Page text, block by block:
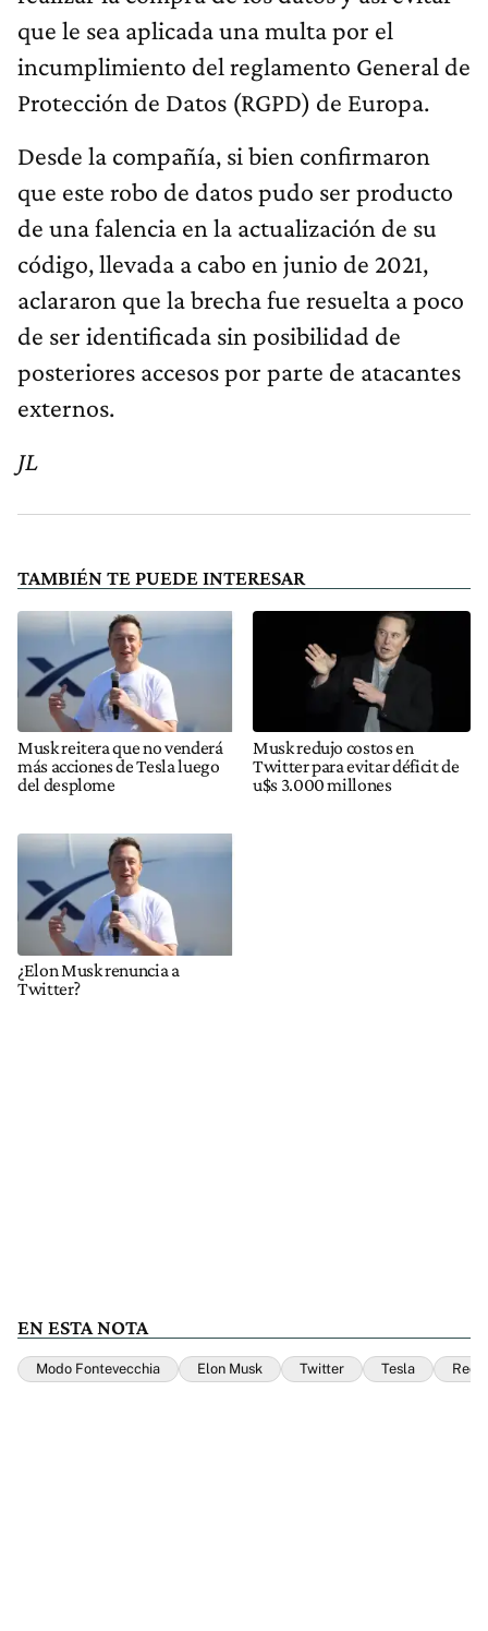
que le sea aplicada una multa por el
incumplimiento del reglamento General de
Protección de Datos (RGPD) de Europa.
Desde la compañía, si bien confirmaron
que este robo de datos pudo ser producto
de una falencia en la actualización de su
código, llevada a cabo en junio de 2021,
aclararon que la brecha fue resuelta a poco
de ser identificada sin posibilidad de
posteriores accesos por parte de atacantes
externos.
JL
TAMBIÉN TE PUEDE INTERESAR
Musk reitera que no venderá
más acciones de Tesla luego
del desplome
Musk redujo costos en
Twitter para evitar déficit de
u$s 3.000 millones
¿Elon Musk renuncia a
Twitter?
EN ESTA NOTA
Modo Fontevecchia Elon Musk Twitter Tesla